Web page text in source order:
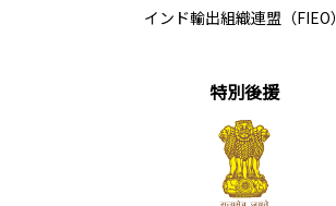
インド輸出組織連盟（FIEO）
特別後援